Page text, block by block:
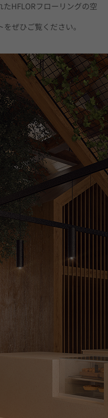
HFLORフローリングの空
ぜひご覧ください。